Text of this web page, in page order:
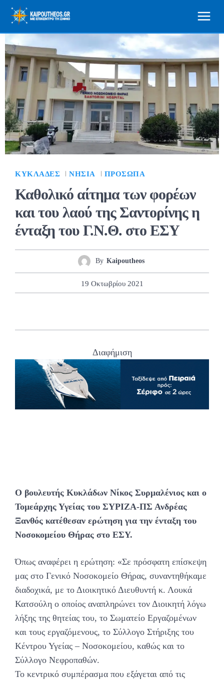
ΚΥΚΛΆΔΕΣ ΝΗΣΙΆ ΠΡΌΣΩΠΑ
Καθολικό αίτημα των φορέων
και του λαού της Σαντορίνης η
ένταξη του Γ.Ν.Θ. στο ΕΣΥ
By Kaipoutheos
19 Οκτωβρίου 2021
Διαφήμιση
Ο βουλευτής Κυκλάδων Νίκος Συρμαλένιος και ο
Τομεάρχης Υγείας του ΣΥΡΙΖΑ-ΠΣ Ανδρέας
Ξανθός κατέθεσαν ερώτηση για την ένταξη του
Νοσοκομείου Θήρας στο ΕΣΥ.
Όπως αναφέρει η ερώτηση: «Σε πρόσφατη επίσκεψη
μας στο Γενικό Νοσοκομείο Θήρας, συναντηθήκαμε
διαδοχικά, με το Διοικητικό Διευθυντή κ. Λουκά
Κατσούλη ο οποίος αναπληρώνει τον Διοικητή λόγω
λήξης της θητείας του, το Σωματείο Εργαζομένων
και τους εργαζόμενους, το Σύλλογο Στήριξης του
Κέντρου Υγείας – Νοσοκομείου, καθώς και το
Σύλλογο Νεφροπαθών.
Το κεντρικό συμπέρασμα που εξάγεται από τις